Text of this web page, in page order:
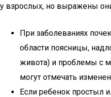
у взрослых, но выражены
При заболеваниях
области поясницы,
живота) и проблемы с
могут отмечать
Если ребенок простыл